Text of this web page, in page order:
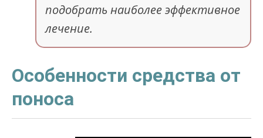
подобрать наиболее эффективное
лечение.
Особенности средства от
поноса